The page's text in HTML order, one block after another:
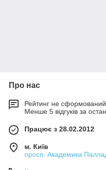
Про нас
Рейтинг не сформований
Менше 5 відгуків за
Працює з 28.02.2012
м. Київ
просп. Академика